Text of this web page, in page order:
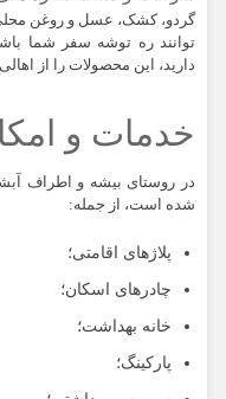
گردو، کشک، عسل و روغن
توانند ره توشه سفر شما
دارید، این محصولات را از
خدمات و
در روستای بیشه و اطراف
شده است، از جمله:
پلاژهای اقامتی؛
چادرهای اسکان؛
خانه بهداشت؛
پارکینگ؛